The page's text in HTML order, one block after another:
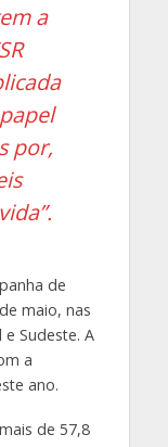
a
por,
de
maio, nas
Sudeste. A
a
ano.
de 57,8